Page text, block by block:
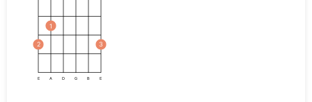
2
1
3
E A D G B E